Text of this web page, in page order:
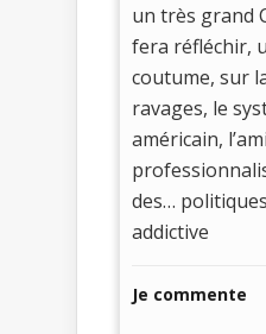
un très grand
fera réfléchir,
coutume, sur
ravages, le
américain,
des…
addictive
Je commente